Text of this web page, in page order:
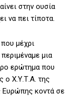
στην ουσία
να πει τίποτα.
μέχρι
μια
ερώτημα που
ο Χ.Υ.Τ.Α. της
Ευρώπης κοντά σε